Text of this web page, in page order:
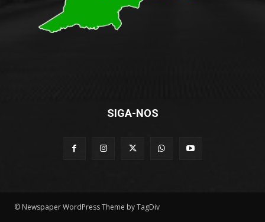
SIGA-NOS
© Newspaper WordPress Theme by TagDiv